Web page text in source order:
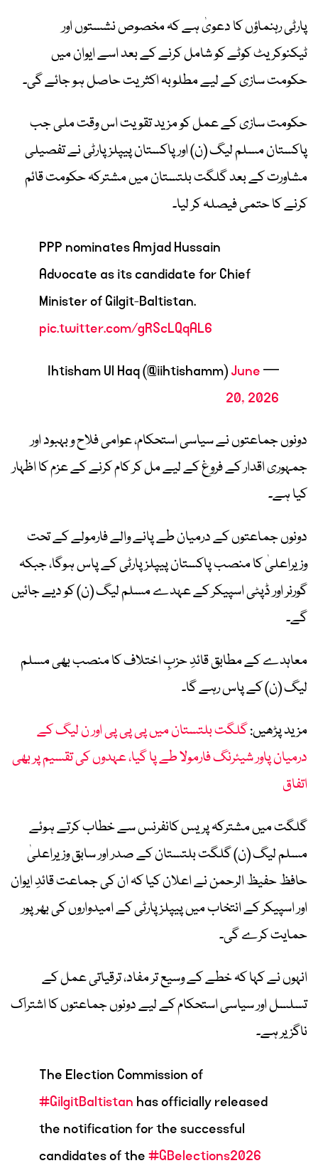
پارٹی رہنماؤں کا دعویٰ ہے کہ مخصوص نشستوں اور
ٹیکنوکریٹ کوٹے کو شامل کرنے کے بعد اسے ایوان میں
حکومت سازی کے لیے مطلوبہ اکثریت حاصل ہو جائے گی۔
حکومت سازی کے عمل کو مزید تقویت اس وقت ملی جب
پاکستان مسلم لیگ (ن) اور پاکستان پیپلز پارٹی نے تفصیلی
مشاورت کے بعد گلگت بلتستان میں مشترکہ حکومت قائم
کرنے کا حتمی فیصلہ کر لیا۔
PPP nominates Amjad Hussain
Advocate as its candidate for Chief
Minister of Gilgit-Baltistan.
pic.twitter.com/gRScLQqAL6
— Ihtisham Ul Haq (@iihtishamm)
June
20, 2026
دونوں جماعتوں نے سیاسی استحکام، عوامی فلاح و بہبود اور
جمہوری اقدار کے فروغ کے لیے مل کر کام کرنے کے عزم کا اظہار
کیا ہے۔
دونوں جماعتوں کے درمیان طے پانے والے فارمولے کے تحت
وزیراعلیٰ کا منصب پاکستان پیپلز پارٹی کے پاس ہوگا، جبکہ
گورنر اور ڈپٹی اسپیکر کے عہدے مسلم لیگ (ن) کو دیے جائیں
گے۔
معاہدے کے مطابق قائدِ حزبِ اختلاف کا منصب بھی مسلم
لیگ (ن) کے پاس رہے گا۔
مزید پڑھیں:گلگت بلتستان میں پی پی پی اور ن لیگ کے
درمیان پاور شیئرنگ فارمولا طے پا گیا، عہدوں کی تقسیم پر بھی
اتفاق
گلگت میں مشترکہ پریس کانفرنس سے خطاب کرتے ہوئے
مسلم لیگ (ن) گلگت بلتستان کے صدر اور سابق وزیراعلیٰ
حافظ حفیظ الرحمن نے اعلان کیا کہ ان کی جماعت قائدِ ایوان
اور اسپیکر کے انتخاب میں پیپلز پارٹی کے امیدواروں کی بھرپور
حمایت کرے گی۔
انہوں نے کہا کہ خطے کے وسیع تر مفاد، ترقیاتی عمل کے
تسلسل اور سیاسی استحکام کے لیے دونوں جماعتوں کا اشتراک
ناگزیر ہے۔
The Election Commission of
#GilgitBaltistan has officially released
the notification for the successful
candidates of the#GBelections2026